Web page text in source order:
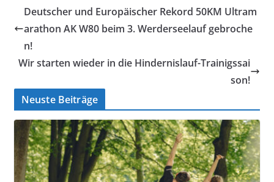
Deutscher und Europäischer Rekord 50KM Ultram
arathon AK W80 beim 3. Werderseelauf gebroche
n!
Wir starten wieder in die Hindernislauf-Trainigssai
son!
Neuste Beiträge